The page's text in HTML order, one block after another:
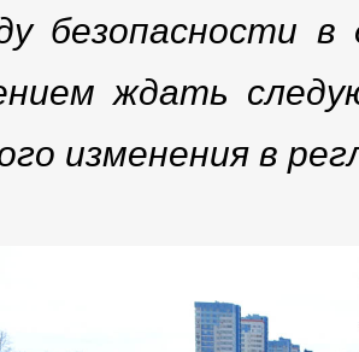
безопасности
ждать
изменения в